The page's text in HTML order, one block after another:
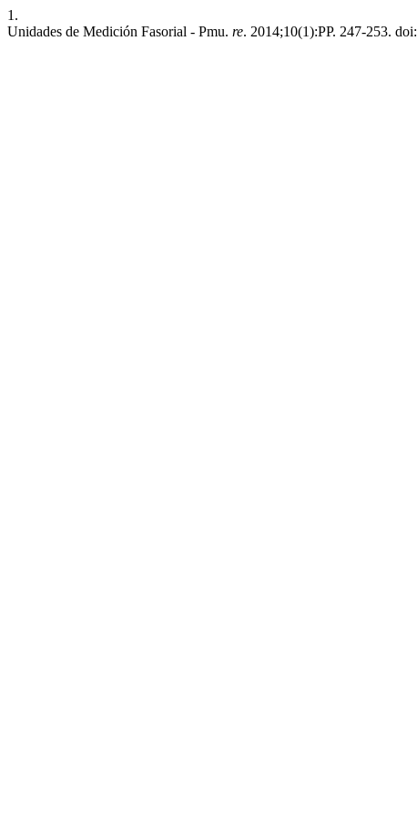
1.
Unidades de Medición Fasorial - Pmu. re. 2014;10(1):PP. 247-253. doi: